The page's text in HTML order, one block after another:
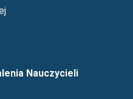
Nauczycieli